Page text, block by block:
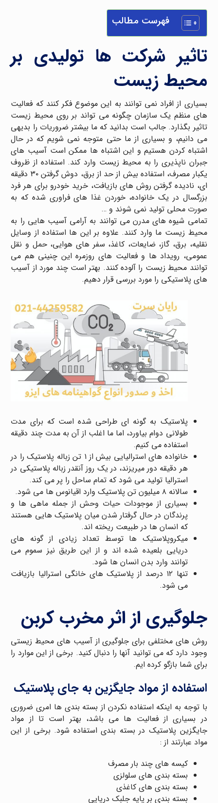
فهرست مطالب
تاثیر شرکت ها تولیدی بر
محیط زیست
بسیاری از افراد نمی توانند به این موضوع فکر کنند که فعالیت
های منظم یک سازمان چگونه می تواند بر روی محیط زیست
تاثیر بگذارد. جالب است بدانید که ما بیشتر ضروریات را بدیهی
می دانیم، و بسیاری از ما حتی متوجه نمی شویم که در حال
اشتباه کردن هستیم و این اشتباه ها ممکن است آسیب های
جبران ناپذیری را به محیط زیست وارد کند. استفاده از ظروف
یکبار مصرف، استفاده بیش از حد از برق، دوش گرفتن ۳۰ دقیقه
ای، نادیده گرفتن روش های بازیافت، خرید خودرو برای هر فرد
بزرگسال در یک خانواده، خوردن غذا های فراوری شده که به
صورت محلی تولید نمی شوند و …
تمامی شیوه های مدرن می توانند به آرامی آسیب هایی را به
محیط زیست ما وارد کنند. علاوه بر این ها استفاده از وسایل
نقلیه، برق، گاز، ضایعات، کاغذ، سفر های هوایی، حمل و نقل
عمومی، رویداد ها و فعالیت های روزمره این چنینی هم می
توانند محیط زیست را آلوده کنند. بهتر است چند مورد از آسیب
های پلاستیکی را مورد بررسی قرار دهیم.
پلاستیک به گونه ای طراحی شده است که برای مدت
طولانی دوام بیاورد، اما ما اغلب از آن به مدت چند دقیقه
استفاده می کنیم.
خانواده های استرالیایی بیش از ۱ تن زباله پلاستیک را در
هر دقیقه دور میریزند، در یک روز آنقدر زباله پلاستیکی در
استرالیا تولید می شود که تمام ساحل را پر می کند.
سالانه ۸ میلیون تن پلاستیک وارد اقیانوس ها می شود.
بسیاری از موجودات حیات وحش از جمله ماهی ها و
پرندگان در حال گرفتار شدن میان پلاستیک هایی هستند
که انسان ها در طبیعت ریخته اند.
میکروپلاستیک ها توسط تعداد زیادی از گونه های
دریایی بلعیده شده اند و از این طریق نیز سموم می
توانند وارد بدن انسان ها شود.
تنها ۱۲ درصد از پلاستیک های خانگی استرالیا بازیافت
می شود.
جلوگیری از اثر مخرب کربن
روش های مختلفی برای جلوگیری از آسیب های محیط زیستی
وجود دارد که می توانید آنها را دنبال کنید. برخی از این موارد را
برای شما بازگو کرده ایم.
استفاده از مواد جایگزین به جای پلاستیک
با توجه به اینکه استفاده نکردن از بسته بندی ها امری ضروری
در بسیاری از فعالیت ها می باشد، بهتر است تا از مواد
جایگزین پلاستیک در بسته بندی استفاده شود. برخی از این
مواد عبارتند از :
کیسه های چند بار مصرف
بسته بندی های سلولزی
بسته بندی های کاغذی
بسته بندی بر پایه جلبک دریایی